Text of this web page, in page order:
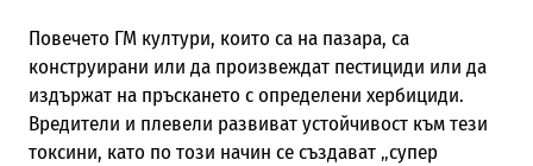
Повечето ГМ култури, които са на пазара, са
конструирани или да произвеждат пестициди или да
издържат на пръскането с определени хербициди.
Вредители и плевели развиват устойчивост към тези
токсини, като по този начин се създават „супер